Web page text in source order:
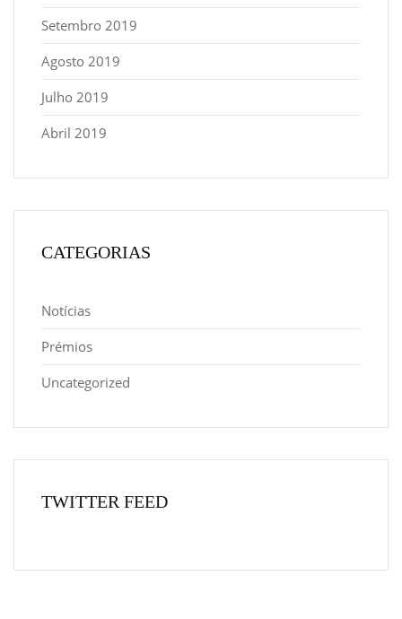
Setembro 2019
Agosto 2019
Julho 2019
Abril 2019
CATEGORIAS
Notícias
Prémios
Uncategorized
TWITTER FEED